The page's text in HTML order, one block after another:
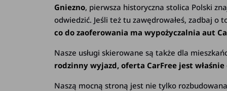
Gniezno, pierwsza historyczna stolica Polski
odwiedzić. Jeśli też tu zawędrowałeś, zadbaj
co do zaoferowania ma wypożyczalnia aut
Nasze usługi skierowane są także dla
rodzinny wyjazd, oferta CarFree jest
Naszą mocną stroną jest nie tylko